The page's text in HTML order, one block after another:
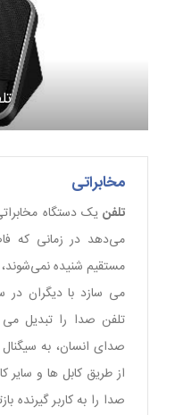
مخابراتی
تلفن یک دستگاه
می‌دهد در زمانی که
مستقیم شنیده نمی‌شوند،
می سازد با دیگران در
تلفن صدا را تبدیل می
صدای انسان، به
از طریق کابل ها و سایر
صدا را به کاربر گیرنده